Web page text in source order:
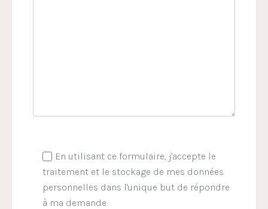
En utilisant ce formulaire, j'accepte le
traitement et le stockage de mes données
personnelles dans l'unique but de répondre
à ma demande.